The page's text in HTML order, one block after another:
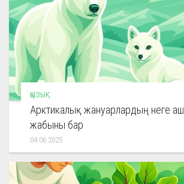
ҚЫЗЫҚ
Арктикалық жануарлардың неге
жабыны бар
04.06.2025